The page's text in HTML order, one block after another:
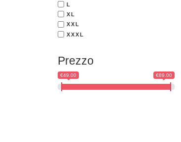
L
XL
XXL
XXXL
Prezzo
€49.00 €89.00